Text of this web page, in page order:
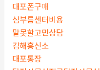
대포폰구매
심부름센터비용
말못할고민상담
김해흥신소
대포통장